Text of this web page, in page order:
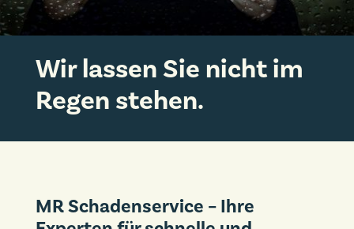
Wir lassen Sie nicht im
Regen stehen.
MR Schadenservice – Ihre